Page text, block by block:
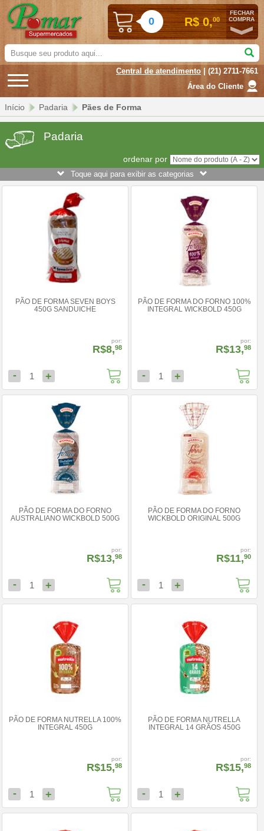
0 R$ 0,00
FECHAR
COMPRA
Busque
seu
produto
aqui...
Central de atendimento | (21) 2711-7661
Área do Cliente
Início Padaria Pães de Forma
Padaria
ordenar por
Toque aqui para exibir as categorias
PÃO DE FORMA SEVEN BOYS
450G SANDUICHE
por:
R$8,98
- 1 +
PÃO DE FORMA DO FORNO 100%
INTEGRAL WICKBOLD 450G
por:
R$13,98
- 1 +
PÃO DE FORMA DO FORNO
AUSTRALIANO WICKBOLD 500G
por:
R$13,98
- 1 +
PÃO DE FORMA DO FORNO
WICKBOLD ORIGINAL 500G
por:
R$11,90
- 1 +
PÃO DE FORMA NUTRELLA 100%
INTEGRAL 450G
por:
R$15,98
- 1 +
PÃO DE FORMA NUTRELLA
INTEGRAL 14 GRÃOS 450G
por:
R$15,98
- 1 +